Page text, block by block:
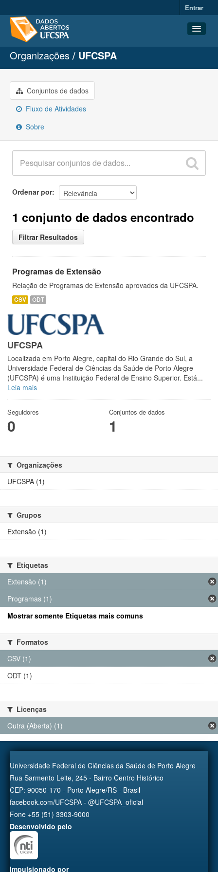
Entrar
Conjuntos de dados
Organizações
Grupos
Sobre
Organizações UFCSPA
Conjuntos de dados
Fluxo de Atividades
Sobre
Ordenar por
1 conjunto de dados encontrado
Filtrar Resultados
Programas de Extensão
Relação de Programas de Extensão aprovados da UFCSPA.
CSV ODT
UFCSPA
Localizada em Porto Alegre, capital do Rio Grande do Sul, a
Universidade Federal de Ciências da Saúde de Porto Alegre
(UFCSPA) é uma Instituição Federal de Ensino Superior. Está...
Leia mais
Seguidores
0
Conjuntos de dados
1
Organizações
UFCSPA (1)
Grupos
Extensão (1)
Etiquetas
Extensão (1)
Programas (1)
Mostrar somente Etiquetas mais comuns
Formatos
CSV (1)
ODT (1)
Licenças
Outra (Aberta) (1)
Universidade Federal de Ciências da Saúde de Porto Alegre
Rua Sarmento Leite, 245 - Bairro Centro Histórico
CEP: 90050-170 - Porto Alegre/RS - Brasil
facebook.com/UFCSPA - @UFCSPA_oficial
Fone +55 (51) 3303-9000
Desenvolvido pelo
Impulsionado por